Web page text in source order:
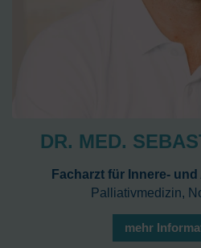
DR. MED.
Facharzt für Innere-
Palliativmedizin,
mehr